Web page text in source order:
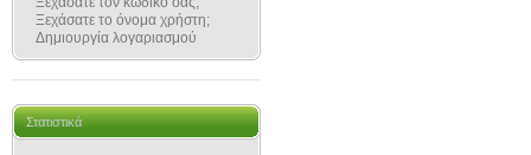
Ξεχάσατε το όνομα χρήστη;
Δημιουργία λογαριασμού
Στατιστικά